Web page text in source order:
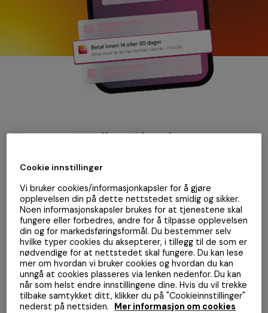
Dette er Walley Checkout.
Walley Checkout har et intuitivt brukergrensesnitt med
tydelige steg som guider kundene dine gjennom hele
kjøpsreisen.
Øker konverteringen og
holder kundene dine
fornøyde.
Bygget for Norden,
optimalisert for lokale
markeder – og klar for
ekspansjon i Europa.
Ferdig integrert med
ledende e-
handelsplattformer for
rask oppstart.
Fungerer sømløst både for
netthandel og fysisk
handel.
Cookie innstillinger
Vi bruker cookies/informasjonkapsler for å gjøre
opplevelsen din på dette nettstedet smidig og sikker.
Noen informasjonskapsler brukes for at tjenestene skal
fungere eller forbedres, andre for å tilpasse opplevelsen
din og for markedsføringsformål. Du bestemmer selv
hvilke typer cookies du aksepterer, i tillegg til de som er
nødvendige for at nettstedet skal fungere. Du kan lese
mer om hvordan vi bruker cookies og hvordan du kan
unngå at cookies plasseres via lenken nedenfor. Du kan
når som helst endre innstillingene dine. Hvis du vil trekke
tilbake samtykket ditt, klikker du på "Cookieinnstillinger"
nederst på nettsiden.
Mer informasjon om cookies